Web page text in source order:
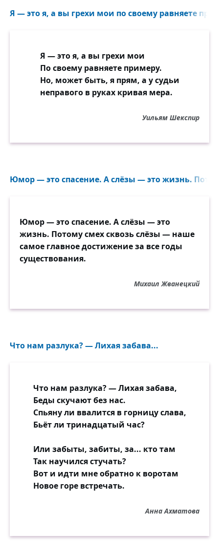
Я — это я, а вы грехи мои по своему равняете
Я — это я, а вы грехи мои
По своему равняете примеру.
Но, может быть, я прям, а у судьи
неправого в руках кривая мера.
Уильям Шекспир
Юмор — это спасение. А слёзы — это жизнь.
Юмор — это спасение. А слёзы — это
жизнь. Потому смех сквозь слёзы — наше
самое главное достижение за все годы
существования.
Михаил Жванецкий
Что нам разлука? — Лихая забава...
Что нам разлука? — Лихая забава,
Беды скучают без нас.
Спьяну ли ввалится в горницу слава,
Бьёт ли тринадцатый час?
Или забыты, забиты, за... кто там
Так научился стучать?
Вот и идти мне обратно к воротам
Новое горе встречать.
Анна Ахматова